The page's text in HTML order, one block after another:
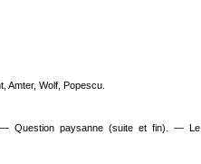
Amter, Wolf, Popescu.
— Question paysanne (suite et fin). — Le